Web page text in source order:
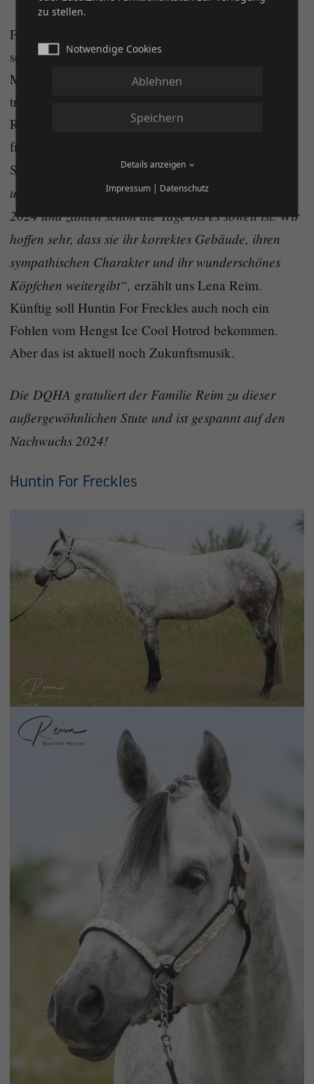
Für 2024 steht jedoch kein Turnier auf dem Plan,
sondern viel mehr ihr Leben als Zuchtstute und
Mutter: denn Huntin For Freckles ist für 2024
tragend von Only Krymsun, auf das sich die Familie
Reim und die künftigen Fohleneigentümer schon
freuen – reserviert ist der Nachwuchs der
Schimmelstute bereits.„Wir sind wirklich schon
unglaublich gespannt auf Dottys erstes Fohlen in
2024 und zählen schon die Tage bis es soweit ist. Wir
hoffen sehr, dass sie ihr korrektes Gebäude, ihren
sympathischen Charakter und ihr wunderschönes
Köpfchen weitergibt“, erzählt uns Lena Reim.
Künftig soll Huntin For Freckles auch noch ein
Fohlen vom Hengst Ice Cool Hotrod bekommen.
Aber das ist aktuell noch Zukunftsmusik.
Die DQHA gratuliert der Familie Reim zu dieser
außergewöhnlichen Stute und ist gespannt auf den
Nachwuchs 2024!
Huntin For Freckles
zu stellen.
Notwendige Cookies
Ablehnen
Speichern
Details anzeigen
Impressum| Datenschutz